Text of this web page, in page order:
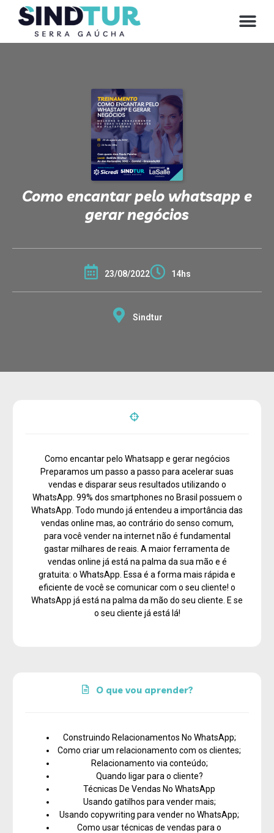
Como encantar pelo whatsapp e
gerar negócios
23/08/2022 14hs
Sindtur
Como encantar pelo Whatsapp e gerar negócios
Preparamos um passo a passo para acelerar suas
vendas e disparar seus resultados utilizando o
WhatsApp. 99% dos smartphones no Brasil possuem o
WhatsApp. Todo mundo já entendeu a importância das
vendas online mas, ao contrário do senso comum,
para você vender na internet não é fundamental
gastar milhares de reais. A maior ferramenta de
vendas online já está na palma da sua mão e é
gratuita: o WhatsApp. Essa é a forma mais rápida e
eficiente de você se comunicar com o seu cliente! o
WhatsApp já está na palma da mão do seu cliente. E se
o seu cliente já está lá!
O que vou aprender?
Construindo Relacionamentos No WhatsApp;
Como criar um relacionamento com os clientes;
Relacionamento via conteúdo;
Quando ligar para o cliente?
Técnicas De Vendas No WhatsApp
Usando gatilhos para vender mais;
Usando copywriting para vender no WhatsApp;
Como usar técnicas de vendas para o